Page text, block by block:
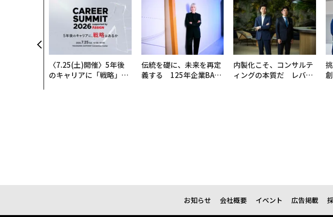
〈7.25(土)開催〉5年後
のキャリアに「戦略」は
伝統を礎に、未来を再定
義する 125年企業BAT
内製化こそ、コンサルテ
ィングの本質だ レバレ
お知らせ 会社概要 イベント 広告掲載